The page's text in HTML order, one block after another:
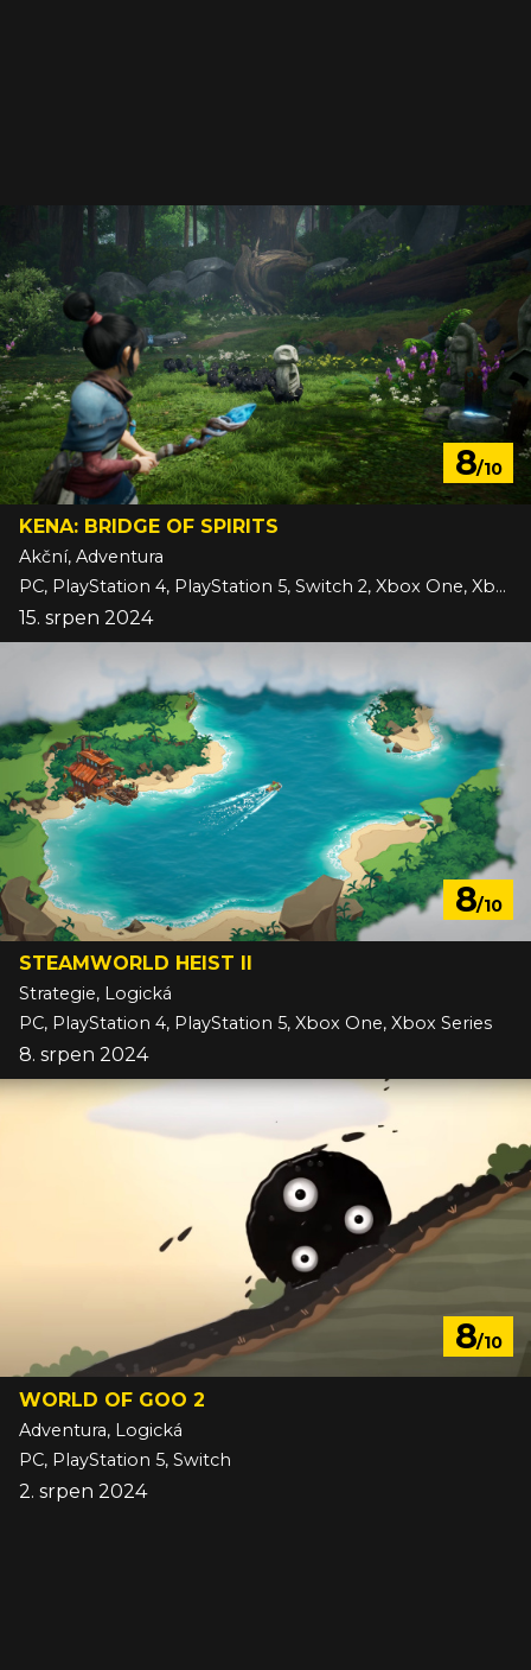
8/10
KENA: BRIDGE OF SPIRITS
Akční, Adventura
PC, PlayStation 4, PlayStation 5, Switch 2, Xbox One, Xbox Series
15. srpen 2024
8/10
STEAMWORLD HEIST II
Strategie, Logická
PC, PlayStation 4, PlayStation 5, Xbox One, Xbox Series
8. srpen 2024
8/10
WORLD OF GOO 2
Adventura, Logická
PC, PlayStation 5, Switch
2. srpen 2024